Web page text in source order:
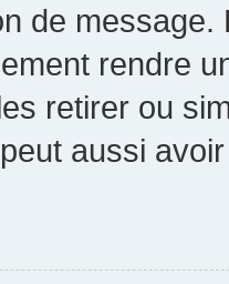
de
rendre
retirer ou
aussi